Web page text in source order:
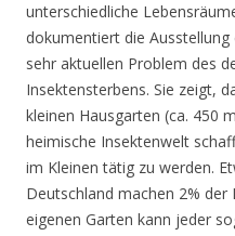
unterschiedliche
dokumentiert die
sehr aktuellen Problem des
Insektensterbens. Sie zeigt,
kleinen Hausgarten (ca. 450
heimische Insektenwelt
im Kleinen tätig zu werden.
Deutschland machen 2%
eigenen Garten kann jeder